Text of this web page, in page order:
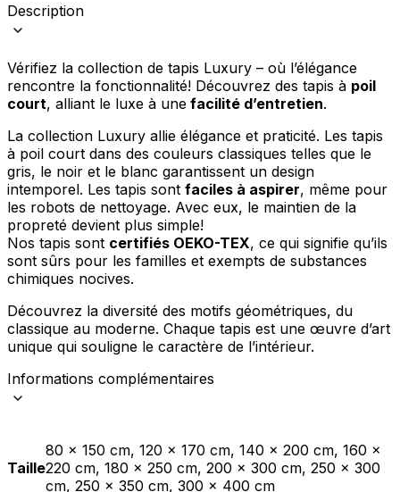
Description
Vérifiez la collection de tapis Luxury – où l’élégance
rencontre la fonctionnalité! Découvrez des tapis à poil
court, alliant le luxe à une facilité d’entretien.
La collection Luxury allie élégance et praticité. Les tapis
à poil court dans des couleurs classiques telles que le
gris, le noir et le blanc garantissent un design
intemporel. Les tapis sont faciles à aspirer, même pour
les robots de nettoyage. Avec eux, le maintien de la
propreté devient plus simple!
Nos tapis sont certifiés OEKO-TEX, ce qui signifie qu’ils
sont sûrs pour les familles et exempts de substances
chimiques nocives.
Découvrez la diversité des motifs géométriques, du
classique au moderne. Chaque tapis est une œuvre d’art
unique qui souligne le caractère de l’intérieur.
Informations complémentaires
Taille
80 x 150 cm, 120 x 170 cm, 140 x 200 cm, 160 x
220 cm, 180 x 250 cm, 200 x 300 cm, 250 x 300
cm, 250 x 350 cm, 300 x 400 cm